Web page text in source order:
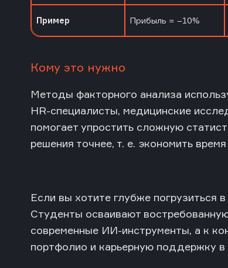
Пример Прибыль = –10%
Кому это нужно
Методы факторного анализа
HR-специалисты, медицинские
помогает упростить сложную
решения точнее, т. е. экономить
Если вы хотите глубже погрузиться
Студенты осваивают
современные ИИ-инструменты, а к
портфолио и карьерную поддержку в